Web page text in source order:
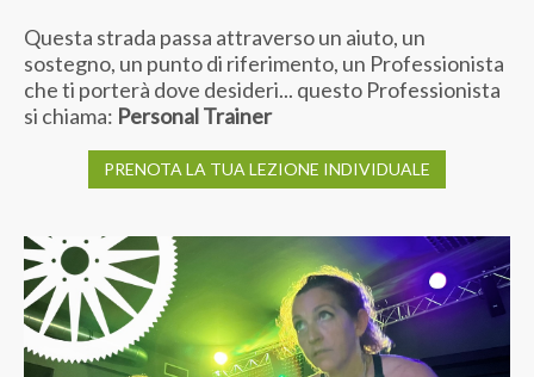
Questa strada passa attraverso un aiuto, un
sostegno, un punto di riferimento, un Professionista
che ti porterà dove desideri... questo Professionista
si chiama: Personal Trainer
PRENOTA LA TUA LEZIONE INDIVIDUALE